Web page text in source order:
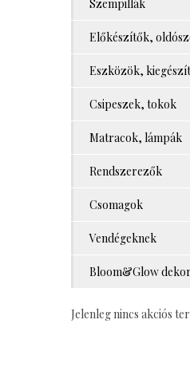
Szempillák
Előkészítők,
Eszközök,
Csipeszek, tokok
Matracok, lámpák
Rendszerezők
Csomagok
Vendégeknek
Bloom&Glow
Jelenleg nincs akciós